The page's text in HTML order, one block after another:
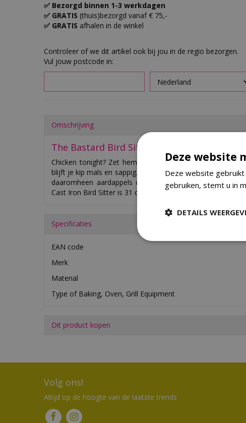
✅ Bezorgd binnen 1-3 werkdagen
✅ GRATIS (thuis)bezorgd vanaf € 75,-
✅ GRATIS afhalen in de winkel
Controleer of we dit artikel ook bij jou in de regio bezorgen.
Vul jouw postcode in:
Omschrijving
The Bastard Bird Sitter Cast Iron
Chicken tonight? Zet hem op The Bastard Cast Iron Bird
blijft je kip mals en sappig. Stoom de kip in het midden
daaromheen aardappels of groenten om de maaltijd af
Cast Iron Bird Sitter is 31 centimeter breed en 10 centimeter
Specificaties
EAN code
Merk
Material
Type of Baking, Oven, Grill Equipment
Dit product kopen
Volg ons!
Altijd op de hoogte van de laatste trends
Deze website
Deze website
gebruiken, stemt u in
DETAILS